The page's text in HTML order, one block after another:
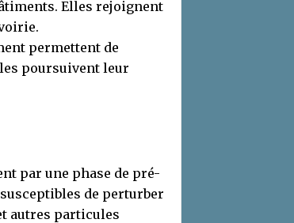
Elles rejoignent
permettent de
poursuivent leur
par une phase de pré-
de perturber
autres particules